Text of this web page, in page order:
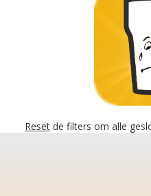
Reset de filters om alle